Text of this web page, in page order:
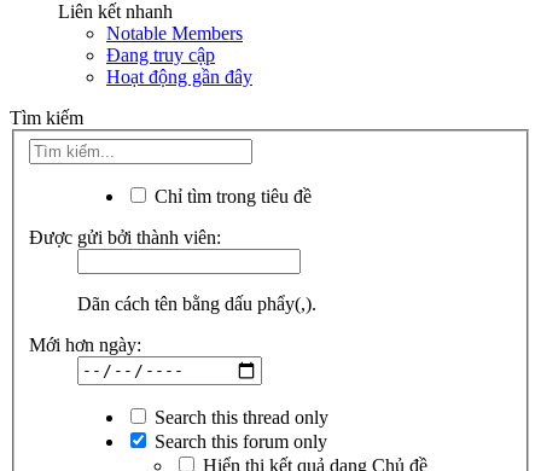
Liên kết nhanh
Notable Members
Đang truy cập
Hoạt động gần đây
Tìm kiếm
Chỉ tìm trong tiêu đề
Được gửi bởi thành viên:
Dãn cách tên bằng dấu phẩy(,).
Mới hơn ngày:
Search this thread only
Search this forum only
Hiển thị kết quả dạng Chủ đề